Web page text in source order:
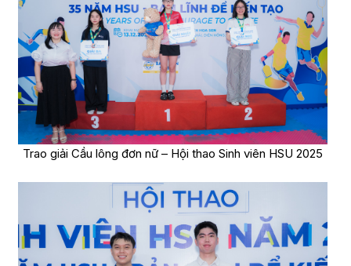
Trao giải Cầu lông đơn nữ – Hội thao Sinh viên HSU 2025